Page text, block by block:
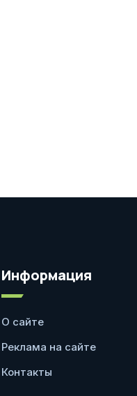
Информация
О сайте
Реклама на сайте
Контакты